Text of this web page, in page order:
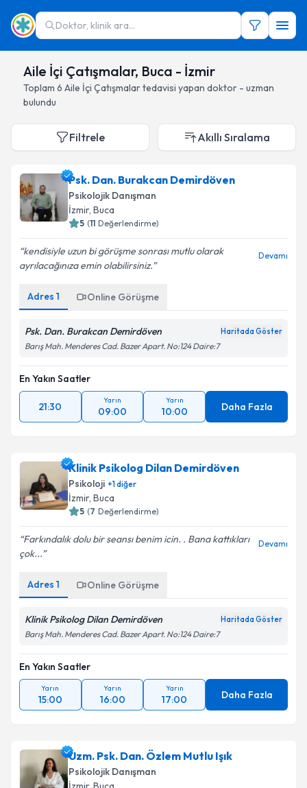
Doktor, klinik ara...
Aile İçi Çatışmalar, Buca - İzmir
Toplam 6 Aile İçi Çatışmalartedavisi yapan doktor - uzman
bulundu
Filtrele Akıllı Sıralama
Psk. Dan. Burakcan Demirdöven
Psikolojik Danışman
İzmir, Buca
5 (11 Değerlendirme)
kendisiyle uzun bi görüşme sonrası mutlu olarak
ayrılacağınıza emin olabilirsiniz.
Devamı
Adres 1 Online Görüşme
Psk. Dan. Burakcan Demirdöven Haritada Göster
Barış Mah. Menderes Cad. Bazer Apart. No:124 Daire:7
En Yakın Saatler
21:30
Yarın
09:00
Yarın
10:00 Daha Fazla
Klinik Psikolog Dilan Demirdöven
Psikoloji +1diğer
İzmir, Buca
5 (7 Değerlendirme)
Farkındalık dolu bir seansı benim icin. . Bana kattıkları
çok...
Devamı
Adres 1 Online Görüşme
Klinik Psikolog Dilan Demirdöven Haritada Göster
Barış Mah. Menderes Cad. Bazer Apart. No:124 Daire:7
En Yakın Saatler
Yarın
15:00
Yarın
16:00
Yarın
17:00 Daha Fazla
Uzm. Psk. Dan. Özlem Mutlu Işık
Psikolojik Danışman